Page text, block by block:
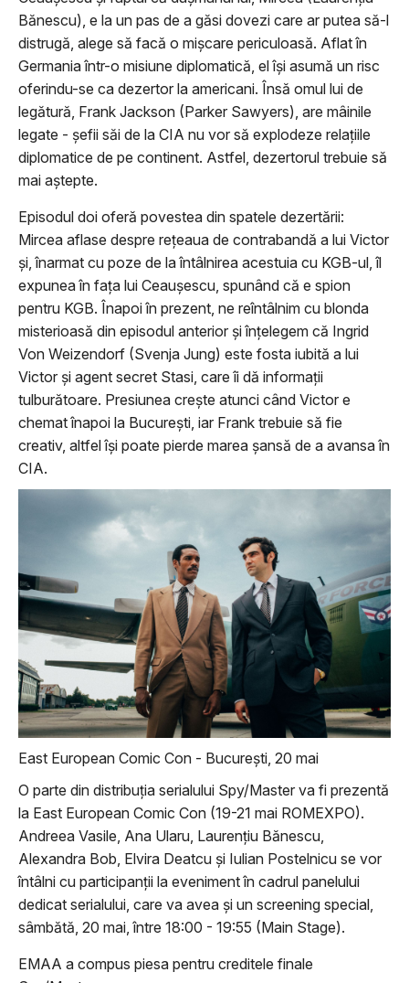
Bănescu), e la un pas de a găsi dovezi care ar putea să-l
distrugă, alege să facă o mișcare periculoasă. Aflat în
Germania într-o misiune diplomatică, el își asumă un risc
oferindu-se ca dezertor la americani. Însă omul lui de
legătură, Frank Jackson (Parker Sawyers), are mâinile
legate - șefii săi de la CIA nu vor să explodeze relațiile
diplomatice de pe continent. Astfel, dezertorul trebuie să
mai aștepte.
Episodul doi oferă povestea din spatele dezertării:
Mircea aflase despre rețeaua de contrabandă a lui Victor
și, înarmat cu poze de la întâlnirea acestuia cu KGB-ul, îl
expunea în fața lui Ceaușescu, spunând că e spion
pentru KGB. Înapoi în prezent, ne reîntâlnim cu blonda
misterioasă din episodul anterior și înțelegem că Ingrid
Von Weizendorf (Svenja Jung) este fosta iubită a lui
Victor și agent secret Stasi, care îi dă informații
tulburătoare. Presiunea crește atunci când Victor e
chemat înapoi la București, iar Frank trebuie să fie
creativ, altfel își poate pierde marea șansă de a avansa în
CIA.
East European Comic Con - București, 20 mai
O parte din distribuția serialului Spy/Master va fi prezentă
la East European Comic Con (19-21 mai ROMEXPO).
Andreea Vasile, Ana Ularu, Laurențiu Bănescu,
Alexandra Bob, Elvira Deatcu și Iulian Postelnicu se vor
întâlni cu participanții la eveniment în cadrul panelului
dedicat serialului, care va avea și un screening special,
sâmbătă, 20 mai, între 18:00 - 19:55 (Main Stage).
EMAA a compus piesa pentru creditele finale